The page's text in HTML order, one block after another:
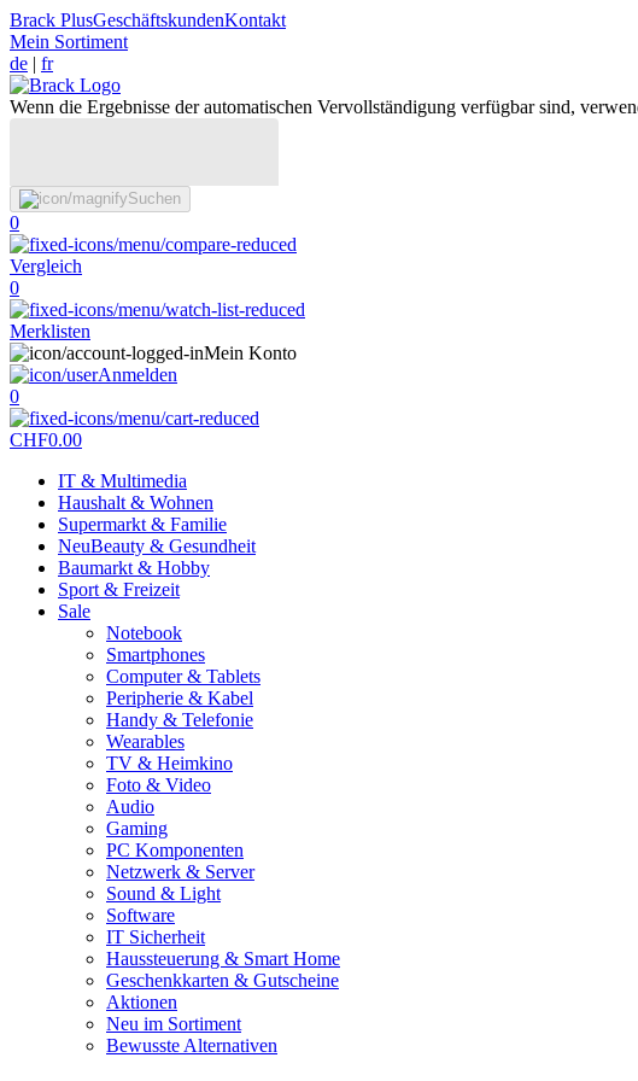
Brack PlusGeschäftskundenKontakt
Mein Sortiment
de | fr
Wenn die Ergebnisse der automatischen Vervollständigung verfügbar sind,
Suchen
0
Vergleich
0
Merklisten
Mein Konto
Anmelden
0
CHF0.00
IT & Multimedia
Haushalt & Wohnen
Supermarkt & Familie
NeuBeauty & Gesundheit
Baumarkt & Hobby
Sport & Freizeit
Sale
Notebook
Smartphones
Computer & Tablets
Peripherie & Kabel
Handy & Telefonie
Wearables
TV & Heimkino
Foto & Video
Audio
Gaming
PC Komponenten
Netzwerk & Server
Sound & Light
Software
IT Sicherheit
Haussteuerung & Smart Home
Geschenkkarten & Gutscheine
Aktionen
Neu im Sortiment
Bewusste Alternativen